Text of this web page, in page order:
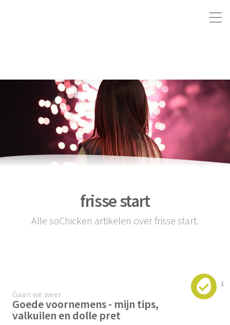
frisse start
Alle soChicken artikelen over frisse start.
1
Gaan we weer
Goede voornemens - mijn tips,
valkuilen en dolle pret